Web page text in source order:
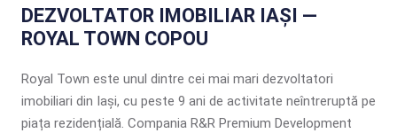
DEZVOLTATOR IMOBILIAR IAȘI —
ROYAL TOWN COPOU
Royal Town este unul dintre cei mai mari dezvoltatori
imobiliari din Iași, cu peste 9 ani de activitate neîntreruptă pe
piața rezidențială. Compania R&R Premium Development